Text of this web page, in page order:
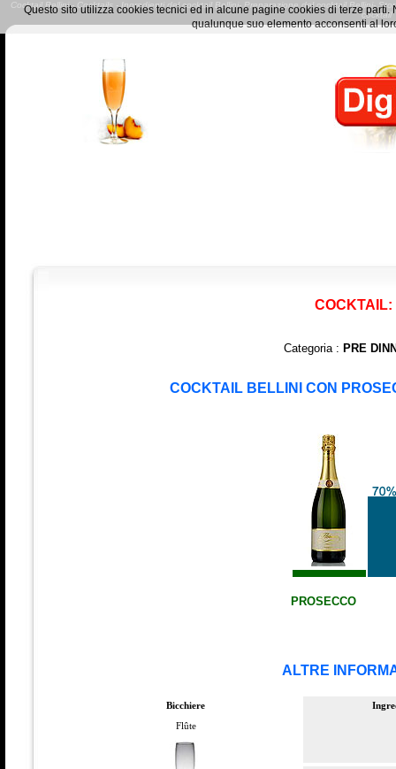
Cocktail Bellini - Cocktails - Ingredienti del cocktail Bellini- Preparazione del cocktail Bellini-
cocktail
COCKTAIL:
Categoria : PRE
COCKTAIL BELLINI CON
PROSECCO
ALTRE
Bicchiere
Flûte
Questo sito utilizza cookies tecnici ed in alcune pagine cookies di terze
qualunque suo elemento acconsenti al